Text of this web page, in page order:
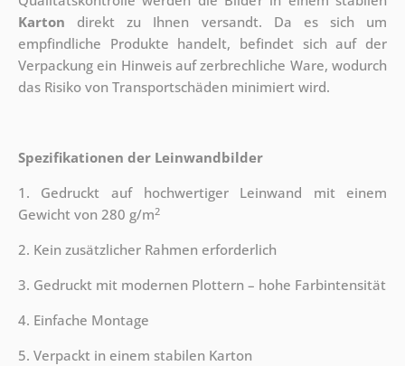
Karton direkt zu Ihnen versandt. Da es sich um
empfindliche Produkte handelt, befindet sich auf der
Verpackung ein Hinweis auf zerbrechliche Ware, wodurch
das Risiko von Transportschäden minimiert wird.
Spezifikationen der Leinwandbilder
1. Gedruckt auf hochwertiger Leinwand mit einem
Gewicht von 280 g/m2
2. Kein zusätzlicher Rahmen erforderlich
3. Gedruckt mit modernen Plottern – hohe Farbintensität
4. Einfache Montage
5. Verpackt in einem stabilen Karton